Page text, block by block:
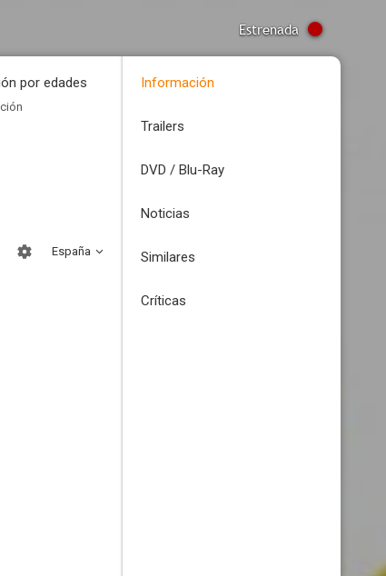
Estrenada
por edades
España
Información
Trailers
DVD / Blu-Ray
Noticias
Similares
Críticas